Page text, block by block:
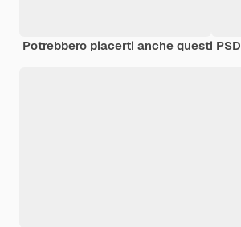
Potrebbero piacerti anche questi PSD